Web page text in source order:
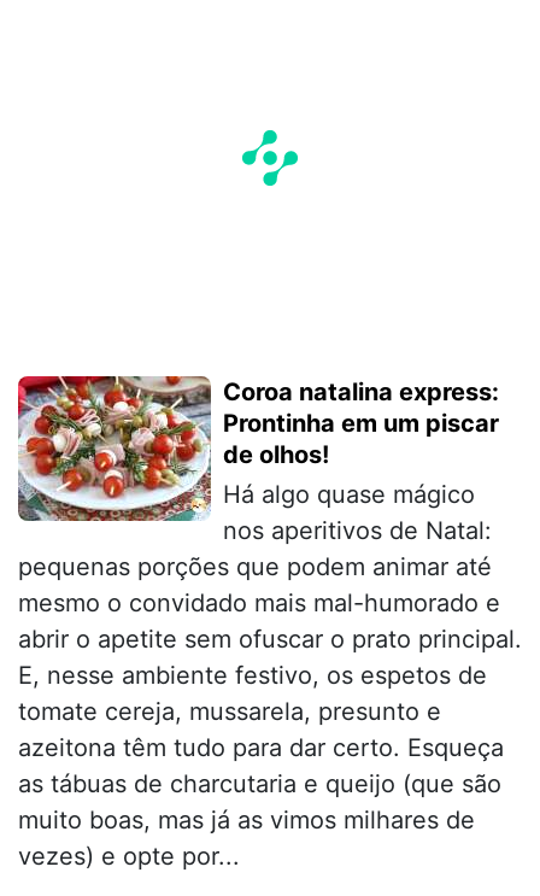
Coroa natalina express:
Prontinha em um piscar
de olhos!
Há algo quase mágico
nos aperitivos de Natal:
pequenas porções que podem animar até
mesmo o convidado mais mal-humorado e
abrir o apetite sem ofuscar o prato principal.
E, nesse ambiente festivo, os espetos de
tomate cereja, mussarela, presunto e
azeitona têm tudo para dar certo. Esqueça
as tábuas de charcutaria e queijo (que são
muito boas, mas já as vimos milhares de
vezes) e opte por...